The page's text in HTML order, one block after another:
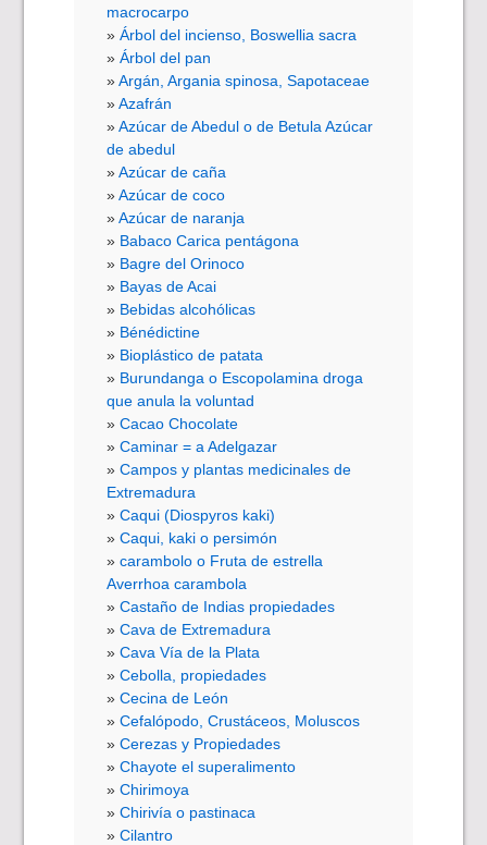
macrocarpo
Árbol del incienso, Boswellia sacra
Árbol del pan
Argán, Argania spinosa, Sapotaceae
Azafrán
Azúcar de Abedul o de Betula Azúcar
de abedul
Azúcar de caña
Azúcar de coco
Azúcar de naranja
Babaco Carica pentágona
Bagre del Orinoco
Bayas de Acai
Bebidas alcohólicas
Bénédictine
Bioplástico de patata
Burundanga o Escopolamina droga
que anula la voluntad
Cacao Chocolate
Caminar = a Adelgazar
Campos y plantas medicinales de
Extremadura
Caqui (Diospyros kaki)
Caqui, kaki o persimón
carambolo o Fruta de estrella
Averrhoa carambola
Castaño de Indias propiedades
Cava de Extremadura
Cava Vía de la Plata
Cebolla, propiedades
Cecina de León
Cefalópodo, Crustáceos, Moluscos
Cerezas y Propiedades
Chayote el superalimento
Chirimoya
Chirivía o pastinaca
Cilantro